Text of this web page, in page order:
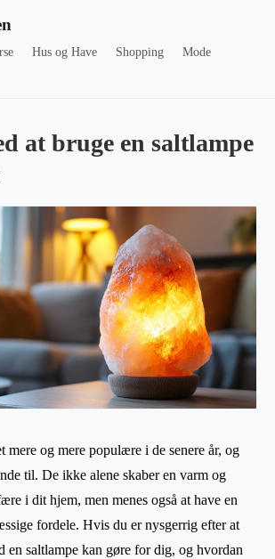
Hus og Have Shopping
Mode
at bruge en saltlampe
mere og mere populære i de senere år, og
til. De ikke alene skaber en varm og
i dit hjem, men menes også at have en
fordele. Hvis du er nysgerrig efter at
en saltlampe kan gøre for dig, og hvordan